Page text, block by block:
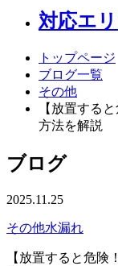
対応エ
トップページ
ブログ一覧
その他
【放置する
方法を解説
ブログ
2025.11.25
その他水漏れ
【放置すると危